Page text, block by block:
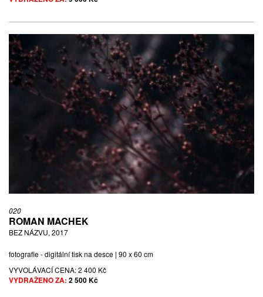
020
ROMAN MACHEK
BEZ NÁZVU, 2017
fotografie - digitální tisk na desce | 90 x 60 cm
VYVOLÁVACÍ CENA:2 400 Kč
VYDRAŽENO ZA: 2 500 Kč